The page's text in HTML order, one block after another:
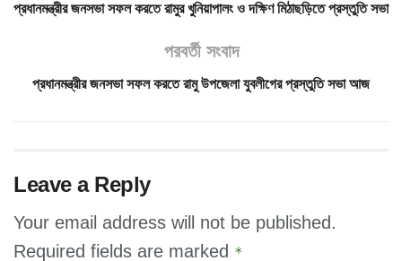
প্রধানমন্ত্রীর জনসভা সফল করতে রামুর খুনিয়াপালং ও দক্ষিণ মিঠাছড়িতে প্রস্তুতি সভা
পরবর্তী সংবাদ
প্রধানমন্ত্রীর জনসভা সফল করতে রামু উপজেলা যুবলীগের প্রস্তুতি সভা আজ
Leave a Reply
Your email address will not be published.
Required fields are marked *